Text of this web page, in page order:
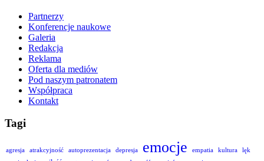
Partnerzy
Konferencje naukowe
Galeria
Redakcja
Reklama
Oferta dla mediów
Pod naszym patronatem
Współpraca
Kontakt
Tagi
agresja atrakcyjność autoprezentacja depresja emocje empatia kultura
lęk